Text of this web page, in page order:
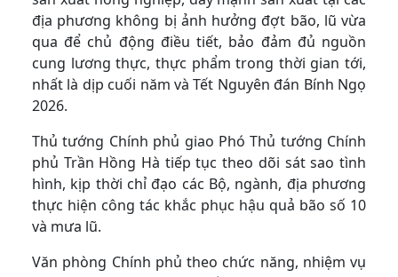
địa phương không bị ảnh hưởng đợt bão, lũ vừa
qua để chủ động điều tiết, bảo đảm đủ nguồn
cung lương thực, thực phẩm trong thời gian tới,
nhất là dịp cuối năm và Tết Nguyên đán Bính Ngọ
2026.
Thủ tướng Chính phủ giao Phó Thủ tướng Chính
phủ Trần Hồng Hà tiếp tục theo dõi sát sao tình
hình, kịp thời chỉ đạo các Bộ, ngành, địa phương
thực hiện công tác khắc phục hậu quả bão số 10
và mưa lũ.
Văn phòng Chính phủ theo chức năng, nhiệm vụ